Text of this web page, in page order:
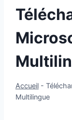
Accueil -
Multilingue